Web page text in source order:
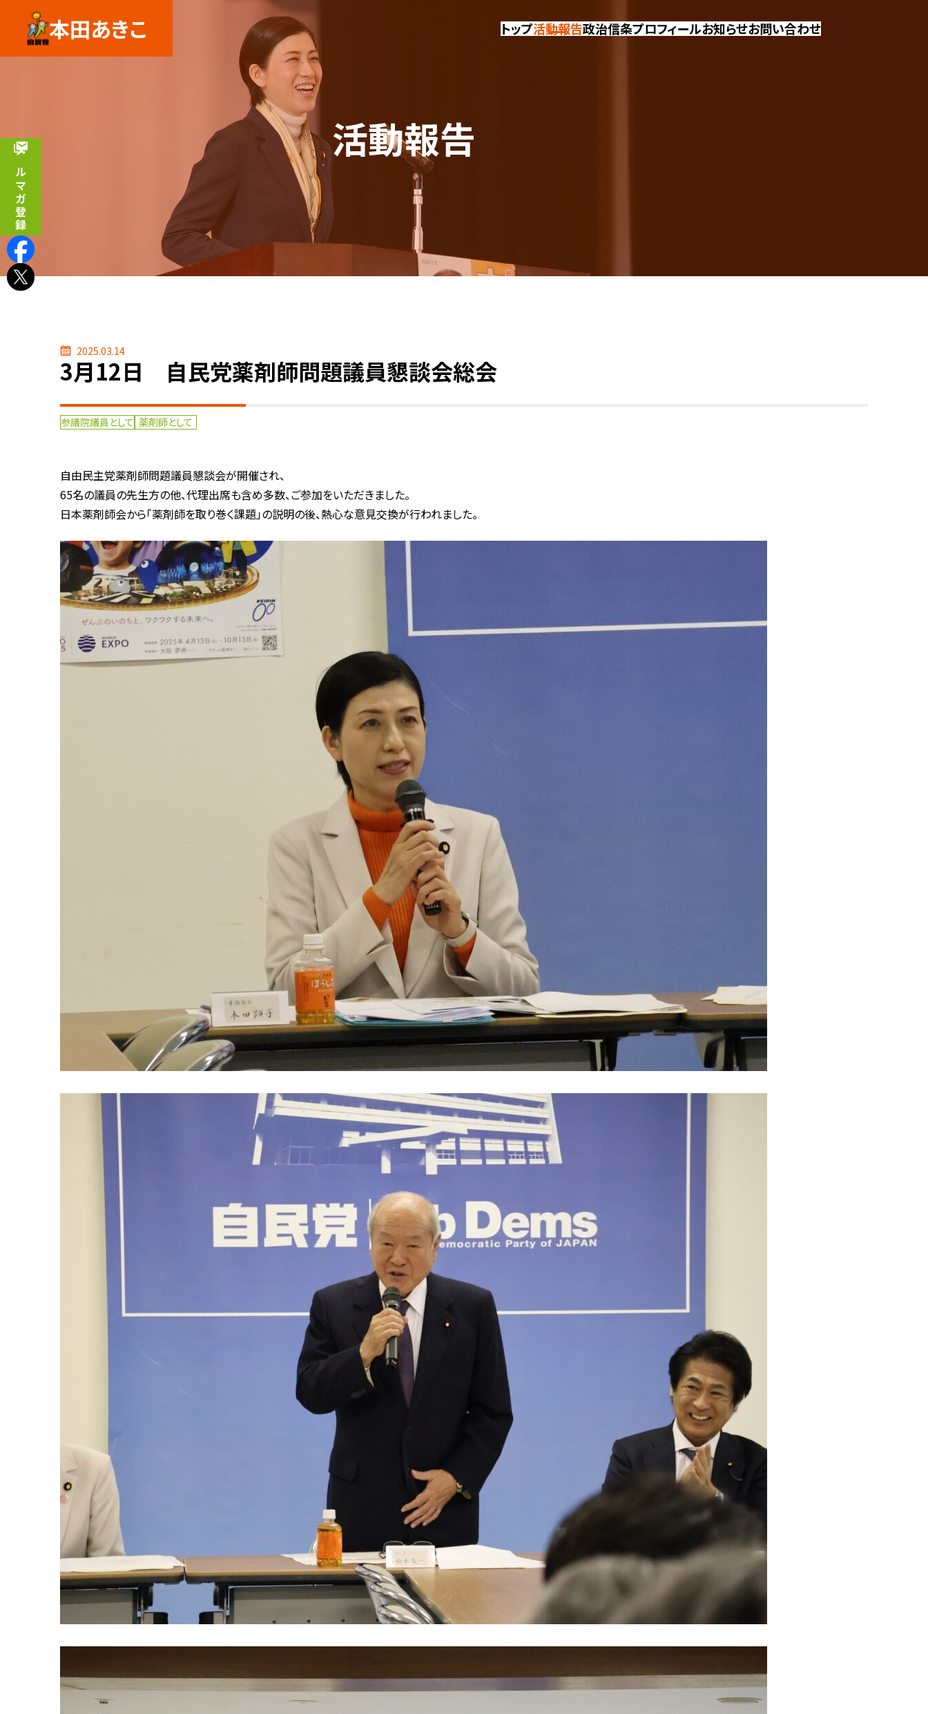
本田あきこ トップ活動報告政治信条プロフィールお知らせお問い合わせ
活動報告
メルマガ登録
2025.03.14
3月12日 自民党薬剤師問題議員懇談会総会
参議院議員として 薬剤師として
自由民主党薬剤師問題議員懇談会が開催され、
65名の議員の先生方の他、代理出席も含め多数、ご参加をいただきました。
日本薬剤師会から「薬剤師を取り巻く課題」の説明の後、熱心な意見交換が行われました。